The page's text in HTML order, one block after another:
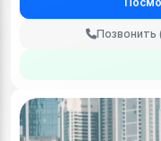
Позвонить